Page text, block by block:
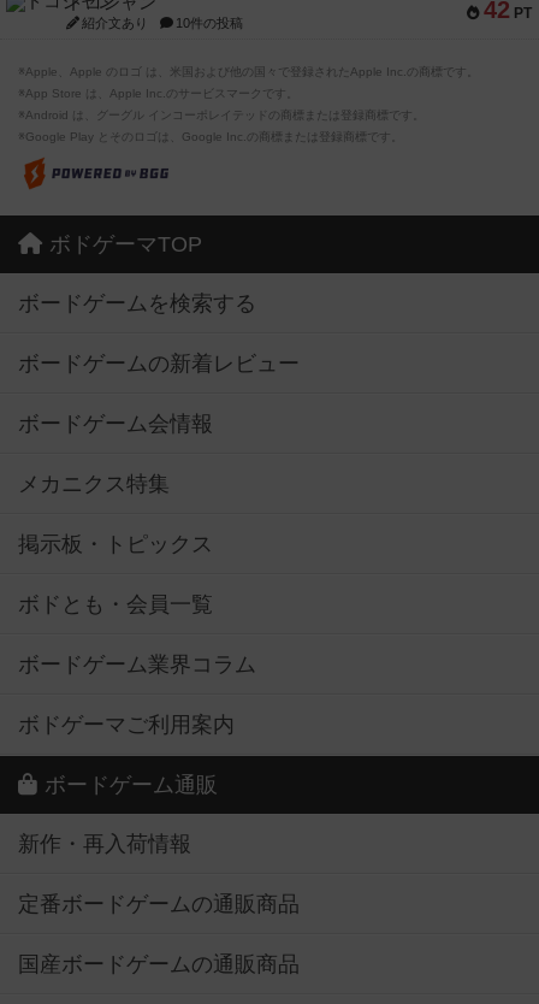
42 PT
紹介文あり 10件の投稿
※Apple、Apple のロゴ は、米国および他の国々で登録されたApple Inc.の商標です。
※App Store は、Apple Inc.のサービスマークです。
※Android は、グーグル インコーポレイテッドの商標または登録商標です。
※Google Play とそのロゴは、Google Inc.の商標または登録商標です。
ボドゲーマTOP
ボードゲームを検索する
ボードゲームの新着レビュー
ボードゲーム会情報
メカニクス特集
掲示板・トピックス
ボドとも・会員一覧
ボードゲーム業界コラム
ボドゲーマご利用案内
ボードゲーム通販
新作・再入荷情報
定番ボードゲームの通販商品
国産ボードゲームの通販商品